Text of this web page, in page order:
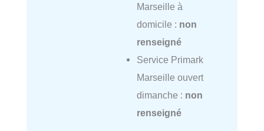
Marseille à
domicile : non
renseigné
Service Primark
Marseille ouvert
dimanche : non
renseigné